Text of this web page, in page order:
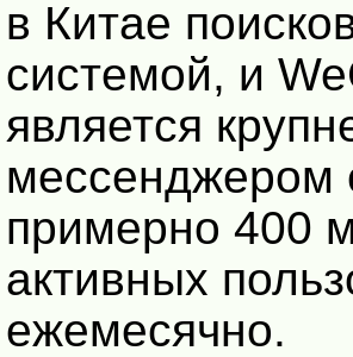
в Китае
системой, и
является
мессенджером
примерно 400
активных
ежемесячно.